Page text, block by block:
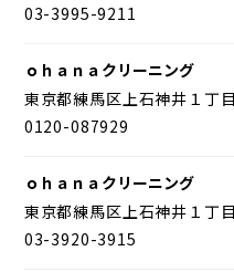
03-3995-9211
ｏｈａｎａクリーニング
東京都練馬区上石神井１丁
0120-087929
ｏｈａｎａクリーニング
東京都練馬区上石神井１丁
03-3920-3915